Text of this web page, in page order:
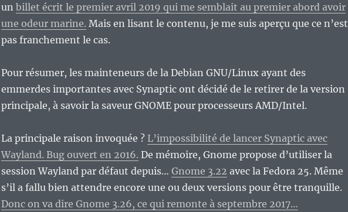
un billet écrit le premier avril 2019 qui me semblait au premier abord avoir
une odeur marine. Mais en lisant le contenu, je me suis aperçu que ce n’est
pas franchement le cas.
Pour résumer, les mainteneurs de la Debian GNU/Linux ayant des
emmerdes importantes avec Synaptic ont décidé de le retirer de la version
principale, à savoir la saveur GNOME pour processeurs AMD/Intel.
La principale raison invoquée ? L’impossibilité de lancer Synaptic avec
Wayland. Bug ouvert en 2016. De mémoire, Gnome propose d’utiliser la
session Wayland par défaut depuis… Gnome 3.22 avec la Fedora 25. Même
s’il a fallu bien attendre encore une ou deux versions pour être tranquille.
Donc on va dire Gnome 3.26, ce qui remonte à septembre 2017…